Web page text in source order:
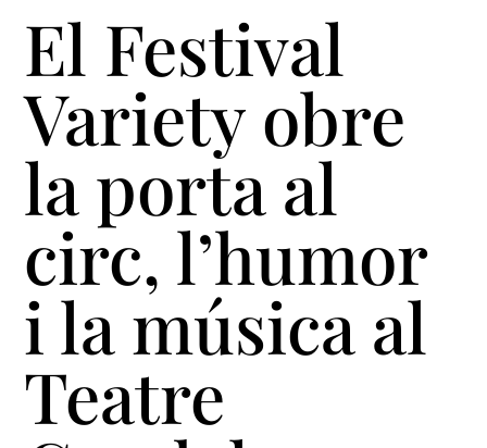
El Festival
Variety obre
la porta al
circ, l’humor
i la música al
Teatre